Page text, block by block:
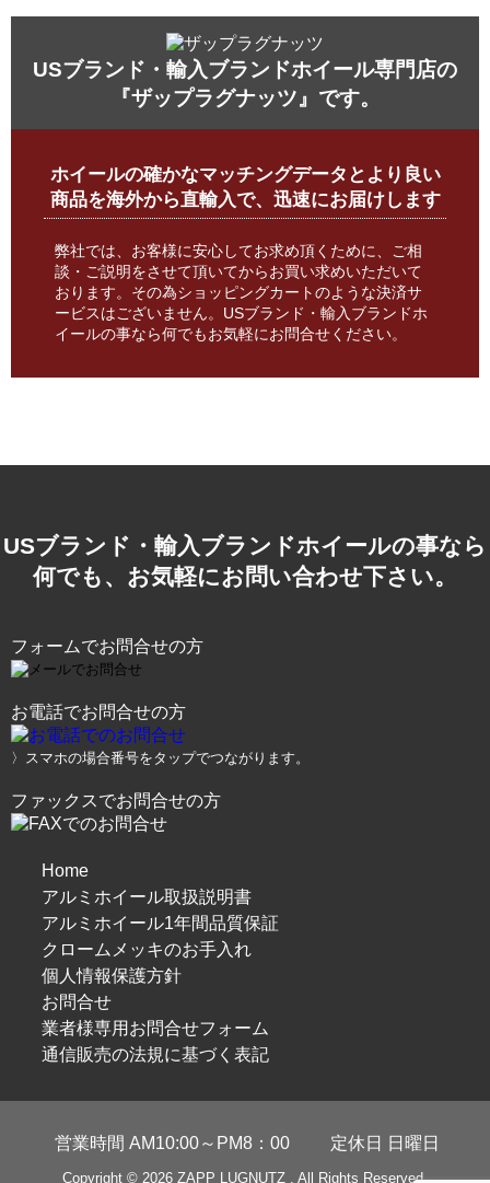
USブランド・輸入ブランドホイール専門店の
『ザップラグナッツ』です。
ホイールの確かなマッチングデータとより良い
商品を海外から直輸入で、迅速にお届けします
弊社では、お客様に安心してお求め頂くために、ご相
談・ご説明をさせて頂いてからお買い求めいただいて
おります。その為ショッピングカートのような決済サ
ービスはございません。USブランド・輸入ブランドホ
イールの事なら何でもお気軽にお問合せください。
USブランド・輸入ブランドホイールの事なら
何でも、お気軽にお問い合わせ下さい。
フォームでお問合せの方
お電話でお問合せの方
〉スマホの場合番号をタップでつながります。
ファックスでお問合せの方
Home
アルミホイール取扱説明書
アルミホイール1年間品質保証
クロームメッキのお手入れ
個人情報保護方針
お問合せ
業者様専用お問合せフォーム
通信販売の法規に基づく表記
営業時間 AM10:00～PM8：00 定休日 日曜日
Copyright © 2026 ZAPP LUGNUTZ . All Rights Reserved.